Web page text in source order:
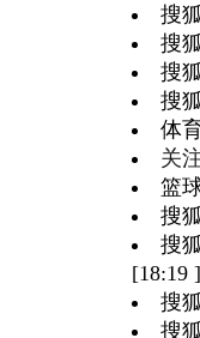
搜
搜
搜
搜
体
关
篮
搜
搜
[18:19 ]
搜
搜